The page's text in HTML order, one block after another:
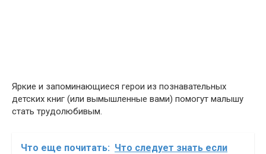
Яркие и запоминающиеся герои из познавательных
детских книг (или вымышленные вами) помогут малышу
стать трудолюбивым.
Что еще почитать: Что следует знать если